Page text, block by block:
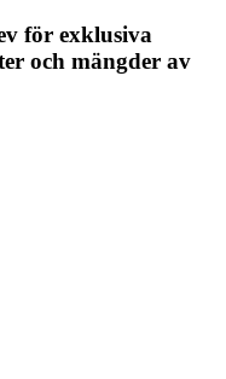
för exklusiva
och mängder av